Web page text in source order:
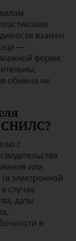
взамен
—
форме.
обмена не
СНИЛС?
с
или
электронной
случае
даты
в